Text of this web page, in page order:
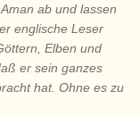
ab und lassen
englische Leser
Elben und
er sein ganzes
hat. Ohne es zu